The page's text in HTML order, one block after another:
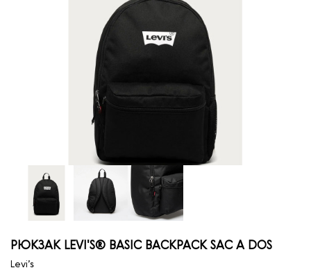
РЮКЗАК LEVI'S® BASIC BACKPACK SAC A DOS
Levi’s